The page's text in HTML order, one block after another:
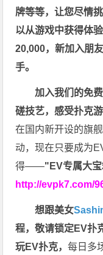
牌等等，让您尽情
以从游戏中获得体
20,000，新加入朋
手。
加入我们的免
磋技艺，感受扑克
在国内新开设的旗
动，现在只要成为
得——"EV专属大
http://evpk7.com/
想跟美女
程，敬请锁定EV扑
玩EV扑克，每日多